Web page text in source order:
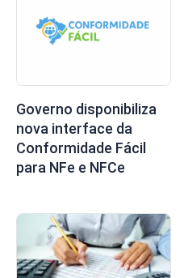
Governo disponibiliza
nova interface da
Conformidade Fácil
para NFe e NFCe